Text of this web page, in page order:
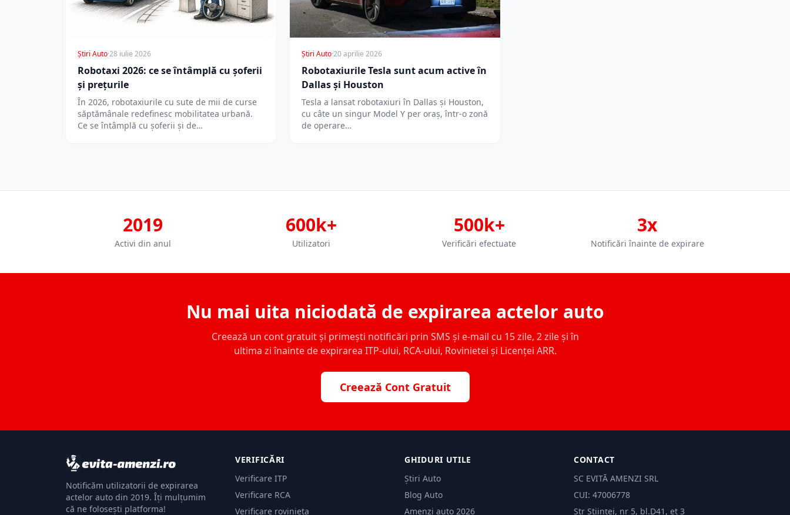
Știri Auto·28 iulie 2026
Robotaxi 2026: ce se întâmplă cu șoferii
și prețurile
În 2026, robotaxiurile cu sute de mii de curse
săptămânale redefinesc mobilitatea urbană.
Ce se întâmplă cu șoferii și de…
Știri Auto·20 aprilie 2026
Robotaxiurile Tesla sunt acum active în
Dallas și Houston
Tesla a lansat robotaxiuri în Dallas și Houston,
cu câte un singur Model Y per oraș, într-o zonă
de operare…
2019
Activi din anul
600k+
Utilizatori
500k+
Verificări efectuate
3x
Notificări înainte de expirare
Nu mai uita niciodată de expirarea actelor auto
Creează un cont gratuit și primești notificări prin SMS și e-mail cu 15 zile, 2 zile și în
ultima zi înainte de expirarea ITP-ului, RCA-ului, Rovinietei și Licenței ARR.
Creează Cont Gratuit
Notificăm utilizatorii de expirarea
actelor auto din 2019. Îți mulțumim
că ne folosești platforma!
VERIFICĂRI
Verificare ITP
Verificare RCA
Verificare rovinieta
GHIDURI UTILE
Știri Auto
Blog Auto
Amenzi auto 2026
CONTACT
SC EVITĂ AMENZI SRL
CUI: 47006778
Str Științei, nr 5, bl.D41, et 3